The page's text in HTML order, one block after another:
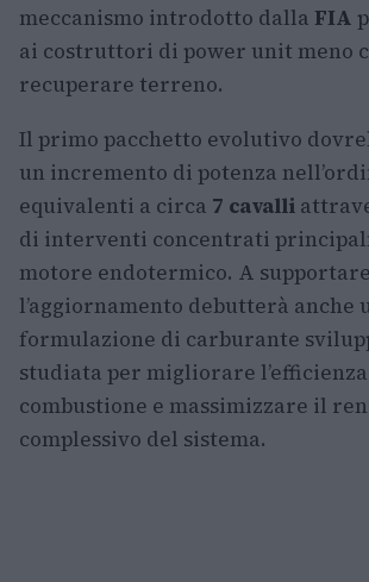
meccanismo introdotto dalla FIA
ai costruttori di power unit meno
recuperare terreno.
Il primo pacchetto evolutivo
un incremento di potenza
equivalenti a circa 7 cavalli
di interventi concentrati
motore endotermico. A supportare
l’aggiornamento debutterà anche
formulazione di carburante
studiata per migliorare
combustione e massimizzare il
complessivo del sistema.